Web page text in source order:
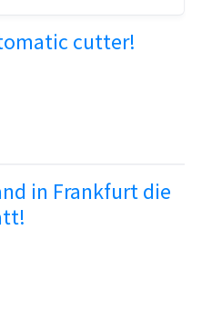
cutter!
in Frankfurt die